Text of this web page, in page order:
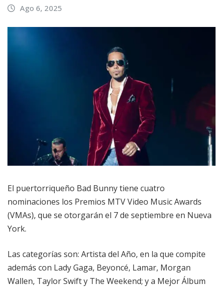
Ago 6, 2025
El puertorriqueño Bad Bunny tiene cuatro
nominaciones los Premios MTV Video Music Awards
(VMAs), que se otorgarán el 7 de septiembre en Nueva
York.
Las categorías son: Artista del Año, en la que compite
además con Lady Gaga, Beyoncé, Lamar, Morgan
Wallen, Taylor Swift y The Weekend; y a Mejor Álbum